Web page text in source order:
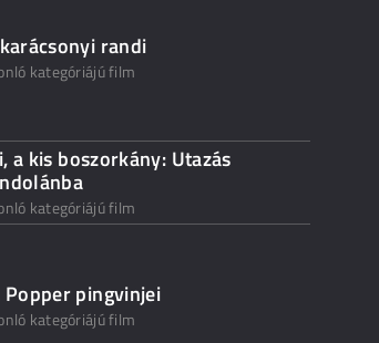
randi
kategóriájú film
a kis boszorkány: Utazás
kategóriájú film
Popper pingvinjei
kategóriájú film